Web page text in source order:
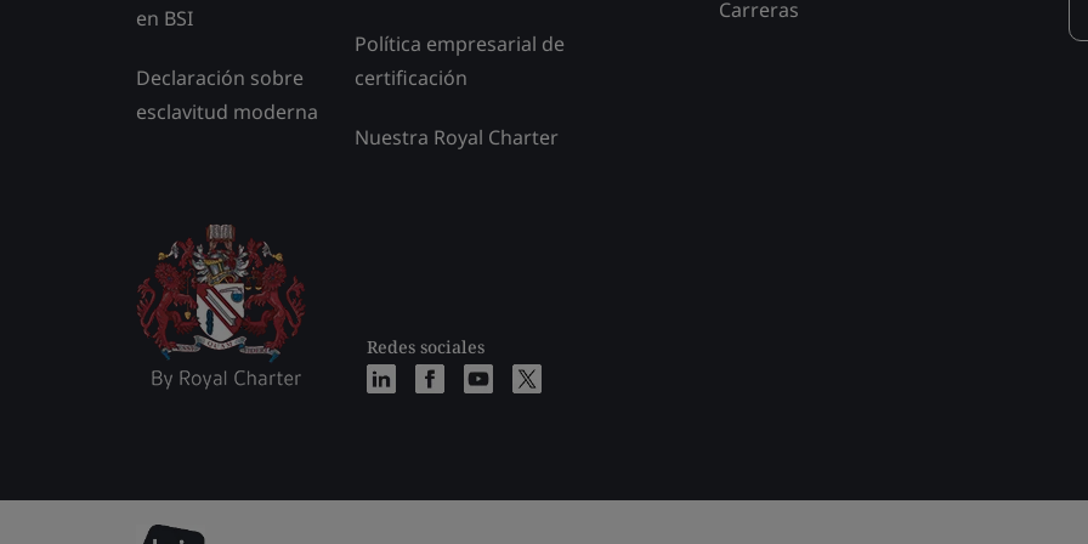
en BSI
Declaración sobre
esclavitud moderna
Política empresarial de
certificación
Nuestra Royal Charter
Redes sociales
Carreras